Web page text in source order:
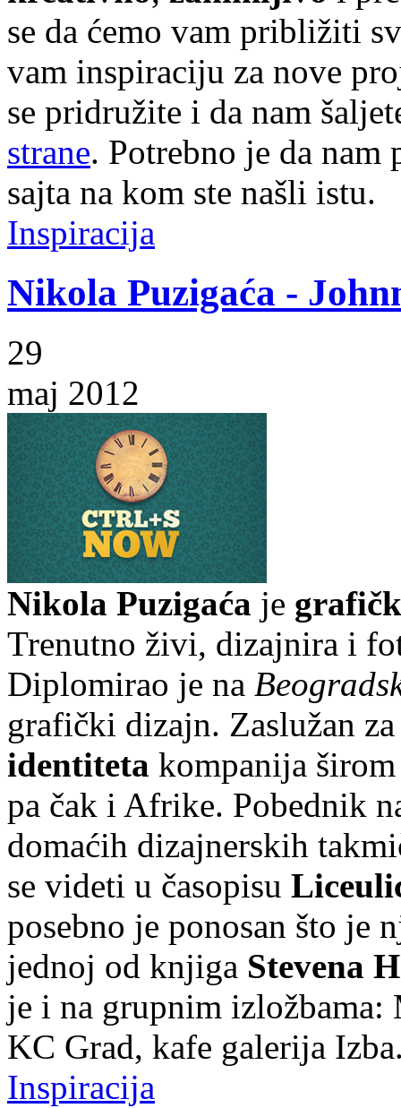
se da ćemo vam približiti
vam inspiraciju za nove
se pridružite i da nam
strane. Potrebno je da
sajta na kom ste našli istu.
Inspiracija
Nikola Puzigaća -
29
maj 2012
Nikola Puzigaća je
Trenutno živi, dizajnira i
Diplomirao je na
grafički dizajn. Zaslužan
identiteta kompanija
pa čak i Afrike. Pobednik
domaćih dizajnerskih
se videti u časopisu
posebno je ponosan što je
jednoj od knjiga Stevena
je i na grupnim
KC Grad, kafe galerija
Inspiracija